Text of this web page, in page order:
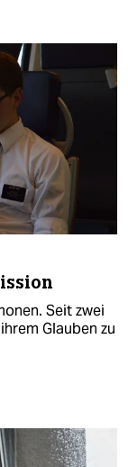
Seit zwei
Glauben zu